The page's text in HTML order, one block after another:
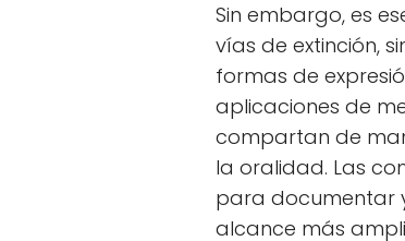
Sin embargo, es
vías de extinción,
formas de
aplicaciones de
compartan de
la oralidad. Las
para documentar
alcance más